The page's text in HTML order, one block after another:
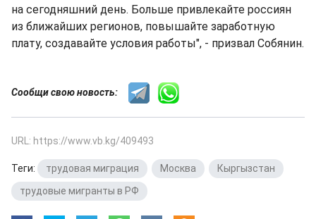
на сегодняшний день. Больше привлекайте россиян
из ближайших регионов, повышайте заработную
плату, создавайте условия работы", - призвал Собянин.
Сообщи свою новость:
URL: https://www.vb.kg/409493
Теги: трудовая миграция Москва Кыргызстан
трудовые мигранты в РФ